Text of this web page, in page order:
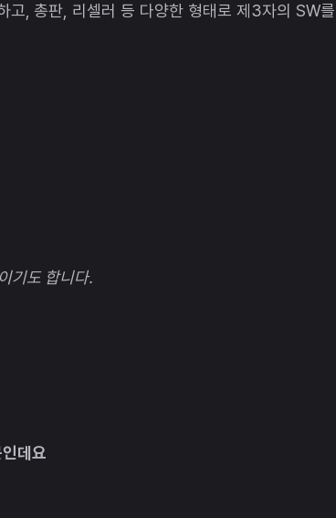
고, 총판, 리셀러 등 다양한 형태로 제3자의 SW를
기도 합니다.
데요